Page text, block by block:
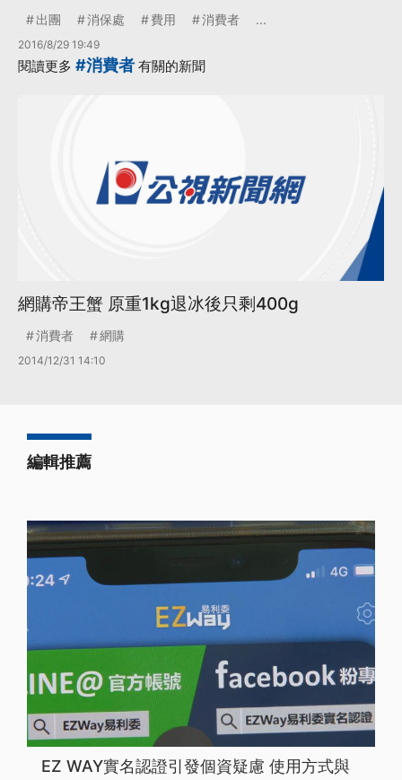
出團 消保處 費用 消費者 ...
2016/8/29 19:49
閱讀更多 #消費者 有關的新聞
網購帝王蟹 原重1kg退冰後只剩400g
消費者 網購
2014/12/31 14:10
編輯推薦
EZ WAY實名認證引發個資疑慮 使用方式與